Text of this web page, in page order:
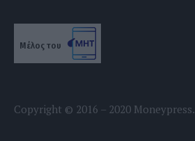
Μέλος του
Copyright © 2016 – 2020 Moneypress.